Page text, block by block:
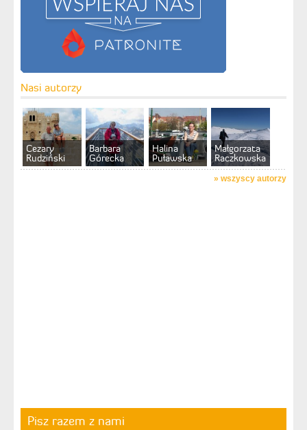
Nasi autorzy
Cezary
Rudziński
Barbara
Górecka
Halina
Puławska
Małgorzata
Raczkowska
» wszyscy autorzy
Pisz razem z nami